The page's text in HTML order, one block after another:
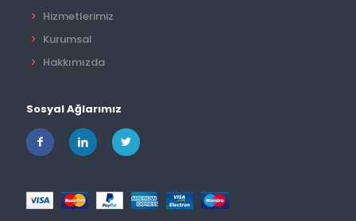
Hizmetlerimiz
Kurumsal
Hakkımızda
Sosyal Ağlarımız